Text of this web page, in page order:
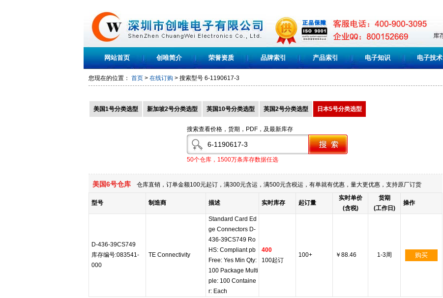
网站首页 创唯简介 荣誉资质 品牌索引 产品索引 电子知识 电子技术
您现在的位置： 首页 > 在线订购 > 搜索型号 6-1190617-3
美国1号分类选型 新加坡2号分类选型 英国10号分类选型 英国2号分类选型 日本5号分类选型
搜索查看价格，货期，PDF，及最新库存
50个仓库，1500万条库存数据任选
美国6号仓库 仓库直销，订单金额100元起订，满300元含运，满500元含税运，有单就有优惠，量大更优惠，支持原厂订货
型号 制造商 描述 实时库存 起订量
实时单价
(含税)
货期
(工作日)
操作
D-436-39CS749
库存编号:083541-
000
TE Connectivity
Standard Card Ed
ge Connectors D-
436-39CS749 Ro
HS: Compliant pb
Free: Yes Min Qty:
100 Package Multi
ple: 100 Containe
r: Each
400
100起订
100+ ￥88.46 1-3周 购买